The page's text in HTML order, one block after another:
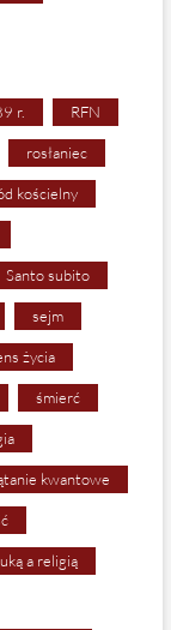
r. RFN
rosłaniec
kościelny
Santo subito
sejm
życia
śmierć
kwantowe
a religią